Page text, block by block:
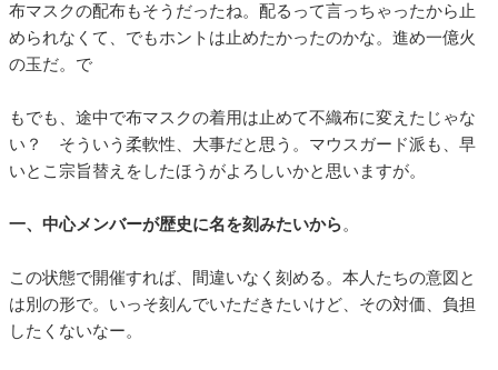
布マスクの配布もそうだったね。配るって言っちゃったから止
められなくて、でもホントは止めたかったのかな。進め一億火
の玉だ。で
もでも、途中で布マスクの着用は止めて不織布に変えたじゃな
い？ そういう柔軟性、大事だと思う。マウスガード派も、早
いとこ宗旨替えをしたほうがよろしいかと思いますが。
一、中心メンバーが歴史に名を刻みたいから。
この状態で開催すれば、間違いなく刻める。本人たちの意図と
は別の形で。いっそ刻んでいただきたいけど、その対価、負担
したくないなー。